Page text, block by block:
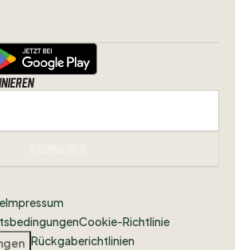
Impressum
Cookie-Richtlinie
Rückgaberichtlinien